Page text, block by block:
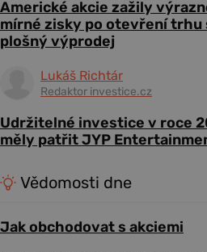
Americké akcie zažily
mírné zisky po otevření
plošný výprodej
Lukáš Richtár
Redaktor investice.cz
Udržitelné investice v roce
měly patřit JYP
Vědomosti dne
Jak obchodovat s akciemi